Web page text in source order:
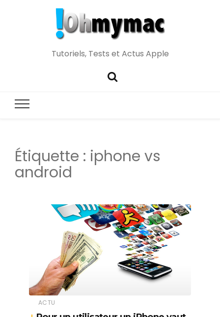
Tutoriels, Tests et Actus Apple
Étiquette : iphone vs
android
ACTU